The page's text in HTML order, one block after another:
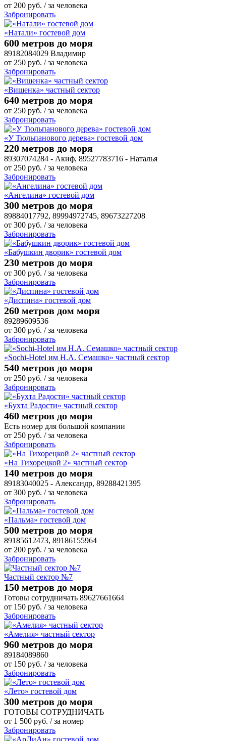
от 200 руб. / за человека
Забронировать
«Натали» гостевой дом
600 метров до моря
89182084029 Владимир
от 250 руб. / за человека
Забронировать
«Вишенка» частный сектор
640 метров до моря
от 250 руб. / за человека
Забронировать
«У Тюльпанового дерева» гостевой дом
220 метров до моря
89307074284 - Акиф, 89527783716 - Наталья
от 250 руб. / за человека
Забронировать
«Ангелина» гостевой дом
300 метров до моря
89884017792, 89994972745, 89673227208
от 300 руб. / за человека
Забронировать
«Бабушкин дворик» гостевой дом
230 метров до моря
от 300 руб. / за человека
Забронировать
«Диспина» гостевой дом
260 метров дом моря
89289609536
от 300 руб. / за человека
Забронировать
«Sochi-Hotel им Н.А. Семашко» частный сектор
540 метров до моря
от 250 руб. / за человека
Забронировать
«Бухта Радости» частный сектор
460 метров до моря
Есть номер для большой компании
от 250 руб. / за человека
Забронировать
«На Тихорецкой 2» частный сектор
140 метров до моря
89183040025 - Александр, 89288421395
от 300 руб. / за человека
Забронировать
«Пальма» гостевой дом
500 метров до моря
89185612473, 89186155964
от 200 руб. / за человека
Забронировать
Частный сектор №7
150 метров до моря
Готовы сотрудничать 89627661664
от 150 руб. / за человека
Забронировать
«Амелия» частный сектор
960 метров до моря
89184089860
от 150 руб. / за человека
Забронировать
«Лето» гостевой дом
300 метров до моря
ГОТОВЫ СОТРУДНИЧАТЬ
от 1 500 руб. / за номер
Забронировать